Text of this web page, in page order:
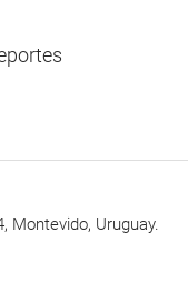
Montevido, Uruguay.